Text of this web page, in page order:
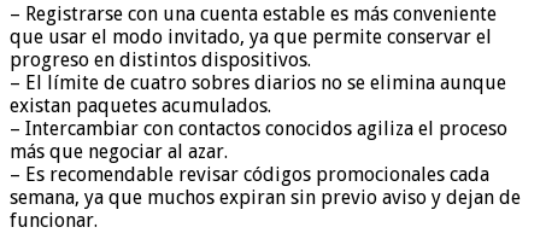
– Registrarse con una cuenta estable es más conveniente
que usar el modo invitado, ya que permite conservar el
progreso en distintos dispositivos.
– El límite de cuatro sobres diarios no se elimina aunque
existan paquetes acumulados.
– Intercambiar con contactos conocidos agiliza el proceso
más que negociar al azar.
– Es recomendable revisar códigos promocionales cada
semana, ya que muchos expiran sin previo aviso y dejan de
funcionar.